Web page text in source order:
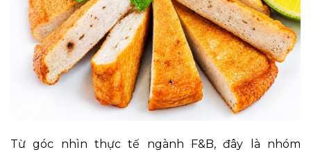
Từ góc nhìn thực tế ngành F&B, đây là nhóm